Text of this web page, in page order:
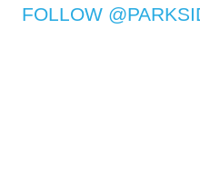
FOLLOW